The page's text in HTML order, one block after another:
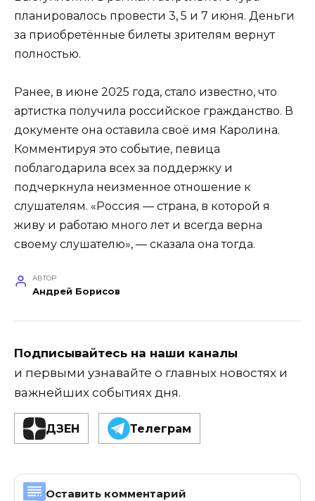
планировалось провести 3, 5 и 7 июня. Деньги
за приобретённые билеты зрителям вернут
полностью.
Ранее, в июне 2025 года, стало известно, что
артистка получила российское гражданство. В
документе она оставила своё имя Каролина.
Комментируя это событие, певица
поблагодарила всех за поддержку и
подчеркнула неизменное отношение к
слушателям. «Россия — страна, в которой я
живу и работаю много лет и всегда верна
своему слушателю», — сказала она тогда.
АВТОР
Андрей Борисов
Подписывайтесь на наши каналы
и первыми узнавайте о главных новостях и
важнейших событиях дня.
ДЗЕН Телеграм
Оставить комментарий